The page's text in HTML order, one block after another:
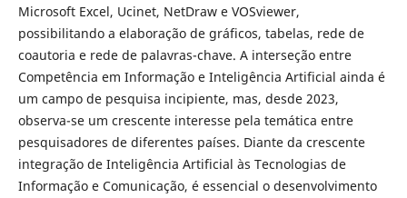
Microsoft Excel, Ucinet, NetDraw e VOSviewer,
possibilitando a elaboração de gráficos, tabelas, rede de
coautoria e rede de palavras-chave. A interseção entre
Competência em Informação e Inteligência Artificial ainda é
um campo de pesquisa incipiente, mas, desde 2023,
observa-se um crescente interesse pela temática entre
pesquisadores de diferentes países. Diante da crescente
integração de Inteligência Artificial às Tecnologias de
Informação e Comunicação, é essencial o desenvolvimento